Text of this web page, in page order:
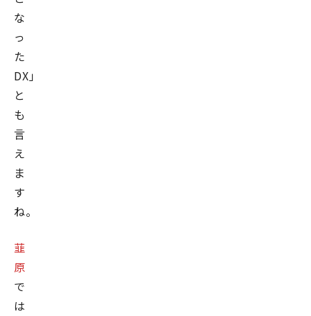
な
っ
た
DX」
と
も
言
え
ま
す
ね。
韮
原
で
は